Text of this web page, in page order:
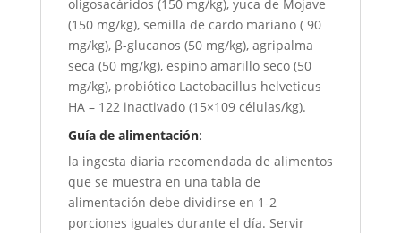
oligosacáridos (150 mg/kg), yuca de Mojave
(150 mg/kg), semilla de cardo mariano ( 90
mg/kg), β-glucanos (50 mg/kg), agripalma
seca (50 mg/kg), espino amarillo seco (50
mg/kg), probiótico Lactobacillus helveticus
HA – 122 inactivado (15×109 células/kg).
Guía de alimentación:
la ingesta diaria recomendada de alimentos
que se muestra en una tabla de
alimentación debe dividirse en 1-2
porciones iguales durante el día. Servir